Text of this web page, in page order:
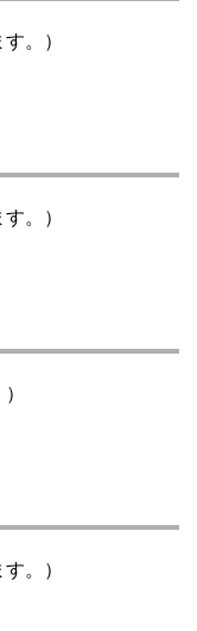
。）
。）
。）